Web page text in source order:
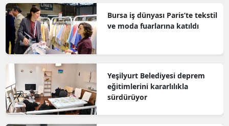
Bursa iş dünyası Paris’te tekstil
ve moda fuarlarına katıldı
Yeşilyurt Belediyesi deprem
eğitimlerini kararlılıkla
sürdürüyor